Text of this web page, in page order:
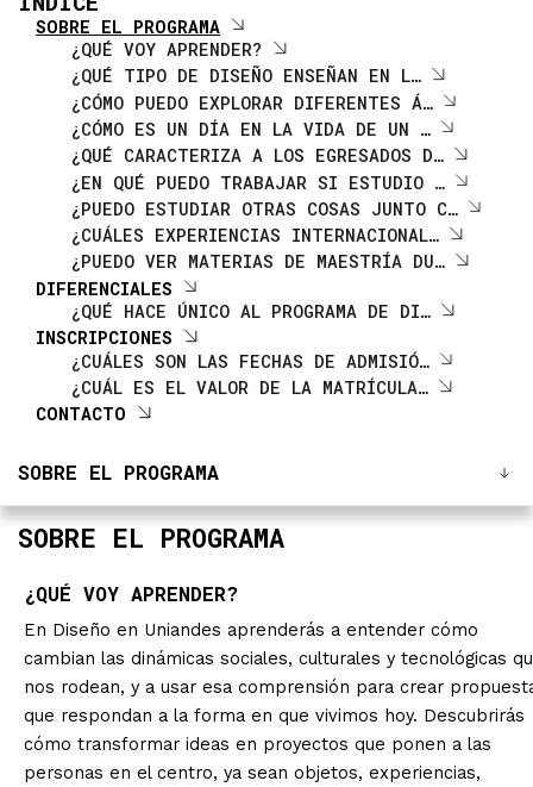
SOBRE EL PROGRAMA
¿QUÉ VOY APRENDER?
¿QUÉ TIPO DE DISEÑO ENSEÑAN EN L…
¿CÓMO PUEDO EXPLORAR DIFERENTES Á…
¿CÓMO ES UN DÍA EN LA VIDA DE UN …
¿QUÉ CARACTERIZA A LOS EGRESADOS D…
¿EN QUÉ PUEDO TRABAJAR SI ESTUDIO …
¿PUEDO ESTUDIAR OTRAS COSAS JUNTO C…
¿CUÁLES EXPERIENCIAS INTERNACIONAL…
¿PUEDO VER MATERIAS DE MAESTRÍA DU…
DIFERENCIALES
¿QUÉ HACE ÚNICO AL PROGRAMA DE DI…
INSCRIPCIONES
¿CUÁLES SON LAS FECHAS DE ADMISIÓ…
¿CUÁL ES EL VALOR DE LA MATRÍCULA…
CONTACTO
SOBRE EL PROGRAMA
SOBRE EL PROGRAMA
¿QUÉ VOY APRENDER?
En Diseño en Uniandes aprenderás a entender cómo
cambian las dinámicas sociales, culturales y tecnológicas
nos rodean, y a usar esa comprensión para crear
que respondan a la forma en que vivimos hoy. Descubrirás
cómo transformar ideas en proyectos que ponen a las
personas en el centro, ya sean objetos, experiencias,